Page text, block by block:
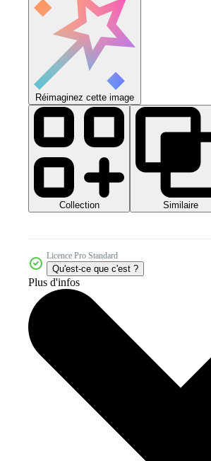
Réimaginez cette image
Collection Similaire
Licence Pro Standard
Qu'est-ce que c'est ?
Plus d'infos